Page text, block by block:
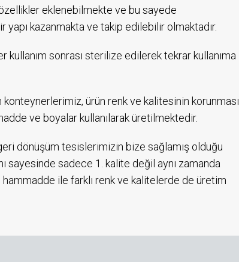
eklenebilmekte ve bu sayede
kazanmakta ve takip edilebilir olmaktadır.
sonrası sterilize edilerek tekrar kullanıma
konteynerlerimiz, ürün renk ve kalitesinin korunması
ve boyalar kullanılarak üretilmektedir.
dönüşüm tesislerimizin bize sağlamış olduğu
sadece 1. kalite değil aynı zamanda
ile farklı renk ve kalitelerde de üretim